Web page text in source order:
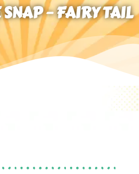
– FAIRY TAIL